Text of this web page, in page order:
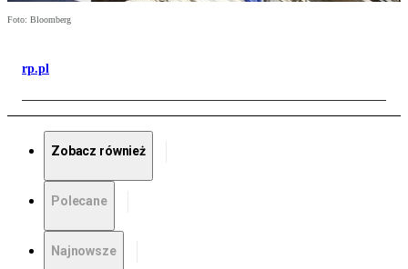
Foto: Bloomberg
rp.pl
Zobacz również
Polecane
Najnowsze